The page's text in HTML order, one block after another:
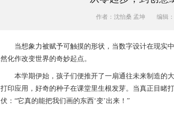
作者：沈怡桑 孟坤 编辑
当想象力被赋予可触摸的形状，当数字设计在现
然化作改变世界的奇妙起点。
本学期伊始，孩子们便推开了一扇通往未来制造的
打印应用，好奇的种子在课堂里生根发芽。当真正目睹
伏：“它真的能把我们画的东西‘变’出来！”